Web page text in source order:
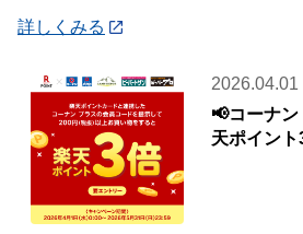
詳しくみる
2026.04.01
📢コーナ
天ポイント